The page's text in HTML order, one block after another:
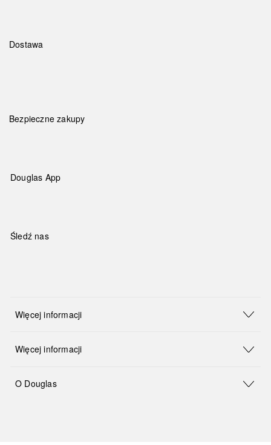
Dostawa
Bezpieczne zakupy
Douglas App
Śledź nas
Więcej informacji
Więcej informacji
O Douglas